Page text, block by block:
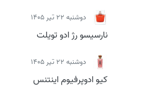
دوشنبه 22 تیر 1405
نارسیسو رژ ادو تویلت
دوشنبه 22 تیر 1405
کیو ادوپرفیوم اینتنس